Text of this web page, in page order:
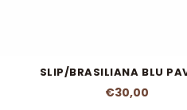
SLIP/BRASILIANA BLU
€30,00